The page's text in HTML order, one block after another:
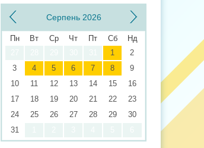
Серпень 2026
Пн Вт Ср Чт Пт Сб
Нд
1
2
3
4 5 6 7 8
9
10
11 12 13 14 15
16
17
18 19 20 21 22
23
24
25 26 27 28 29
30
31